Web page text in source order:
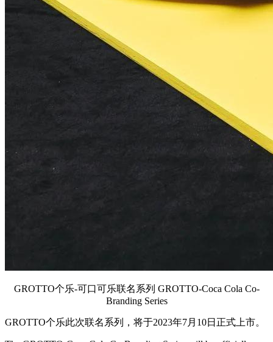
GROTTO个乐-可口可乐联名系列 GROTTO-Coca Cola Co-
Branding Series
GROTTO个乐此次联名系列，将于2023年7月10日正式上市。